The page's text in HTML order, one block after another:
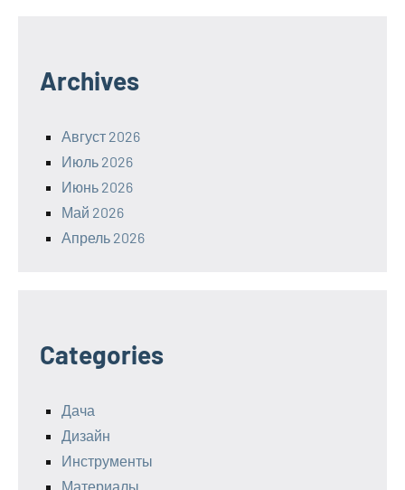
Archives
Август 2026
Июль 2026
Июнь 2026
Май 2026
Апрель 2026
Categories
Дача
Дизайн
Инструменты
Материалы